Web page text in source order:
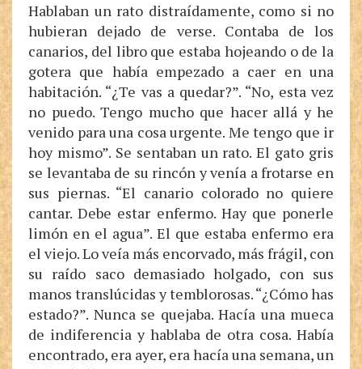
Hablaban un rato distraídamente, como si no
hubieran dejado de verse. Contaba de los
canarios, del libro que estaba hojeando o de la
gotera que había empezado a caer en una
habitación. “¿Te vas a quedar?”. “No, esta vez
no puedo. Tengo mucho que hacer allá y he
venido para una cosa urgente. Me tengo que ir
hoy mismo”. Se sentaban un rato. El gato gris
se levantaba de su rincón y venía a frotarse en
sus piernas. “El canario colorado no quiere
cantar. Debe estar enfermo. Hay que ponerle
limón en el agua”. El que estaba enfermo era
el viejo. Lo veía más encorvado, más frágil, con
su raído saco demasiado holgado, con sus
manos translúcidas y temblorosas. “¿Cómo has
estado?”. Nunca se quejaba. Hacía una mueca
de indiferencia y hablaba de otra cosa. Había
encontrado, era ayer, era hacía una semana, un